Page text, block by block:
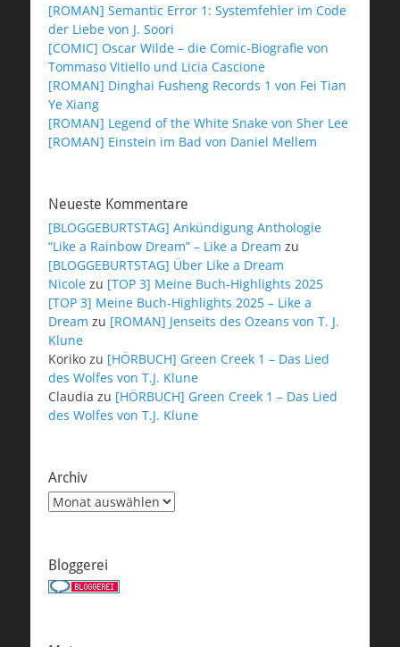
[ROMAN] Semantic Error 1: Systemfehler im Code
der Liebe von J. Soori
[COMIC] Oscar Wilde – die Comic-Biografie von
Tommaso Vitiello und Licia Cascione
[ROMAN] Dinghai Fusheng Records 1 von Fei Tian
Ye Xiang
[ROMAN] Legend of the White Snake von Sher Lee
[ROMAN] Einstein im Bad von Daniel Mellem
Neueste Kommentare
[BLOGGEBURTSTAG] Ankündigung Anthologie
“Like a Rainbow Dream” – Like a Dream zu
[BLOGGEBURTSTAG] Über Like a Dream
Nicole zu [TOP 3] Meine Buch-Highlights 2025
[TOP 3] Meine Buch-Highlights 2025 – Like a
Dream zu [ROMAN] Jenseits des Ozeans von T. J.
Klune
Koriko zu [HÖRBUCH] Green Creek 1 – Das Lied
des Wolfes von T.J. Klune
Claudia zu [HÖRBUCH] Green Creek 1 – Das Lied
des Wolfes von T.J. Klune
Archiv
Archiv
Bloggerei